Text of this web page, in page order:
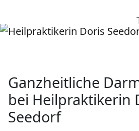
Ganzheitliche
bei Heilpraktikerin
Seedorf